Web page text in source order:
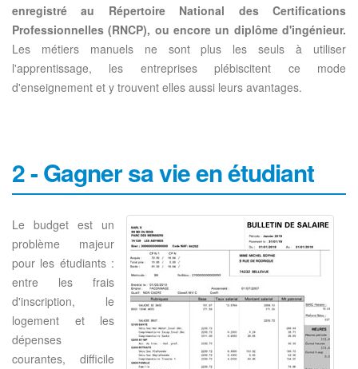
enregistré au Répertoire National des Certifications
Professionnelles (RNCP), ou encore un diplôme d'ingénieur.
Les métiers manuels ne sont plus les seuls à utiliser
l'apprentissage, les entreprises plébiscitent ce mode
d'enseignement et y trouvent elles aussi leurs avantages.
2 - Gagner sa vie en étudiant
Le budget est un
problème majeur
pour les étudiants :
entre les frais
d'inscription, le
logement et les
dépenses
courantes, difficile